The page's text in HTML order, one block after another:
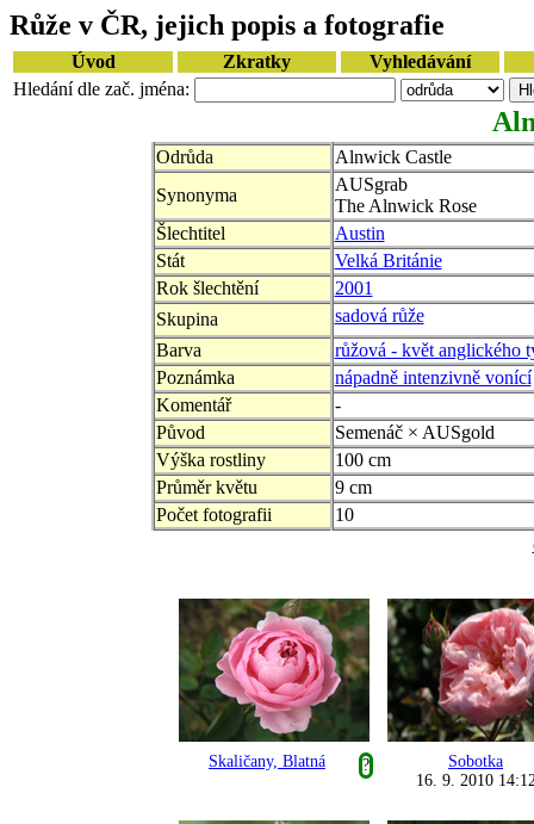
Růže v ČR, jejich popis a fotografie
Úvod Zkratky
Vyhledávání
Hledání dle zač. jména:
Odrůda
Alnwick Castle
Synonyma
AUSgrab
The Alnwick Rose
Šlechtitel
Austin
Stát
Velká Británie
Rok šlechtění
2001
Skupina
sadová růže
Barva
růžová - květ anglického
Poznámka
nápadně intenzivně vonící
Komentář
-
Původ
Semenáč × AUSgold
Výška rostliny
100 cm
Průměr květu
9 cm
Počet fotografii
10
Skaličany, Blatná ?
Sobotka
16. 9. 2010